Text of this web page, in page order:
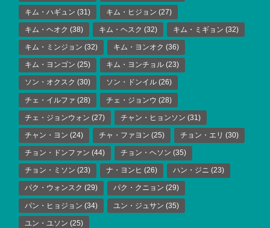
キム・ハギュン (31) キム・ヒジョン (27)
キム・ヘオク (38) キム・ヘスク (32) キム・ミギョン (32)
キム・ミンジョン (32) キム・ヨンオク (36)
キム・ヨンゴン (25) キム・ヨンチョル (23)
ソン・オクスク (30) ソン・ドンイル (26)
チェ・イルファ (28) チェ・ジョンウ (28)
チェ・ジョンウォン (27) チャン・ヒョンソン (31)
チャン・ヨン (24) チャ・ファヨン (25) チョン・エリ (30)
チョン・ドンファン (44) チョン・ヘソン (35)
チョン・ミソン (23) ナ・ヨンヒ (26) ハン・ジニ (23)
パク・ウォンスク (29) パク・クニョン (29)
パン・ヒョジョン (34) ユン・ジュサン (35)
ユン・ユソン (25)